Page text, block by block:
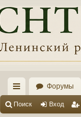
с
Форумы
Поиск Вход